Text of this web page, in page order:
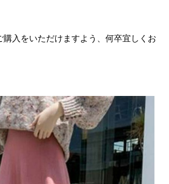
購入をいただけますよう、何卒宜しくお